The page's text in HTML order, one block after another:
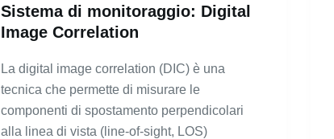
Sistema di monitoraggio: Digital
Image Correlation
La digital image correlation (DIC) è una
tecnica che permette di misurare le
componenti di spostamento perpendicolari
alla linea di vista (line-of-sight, LOS)